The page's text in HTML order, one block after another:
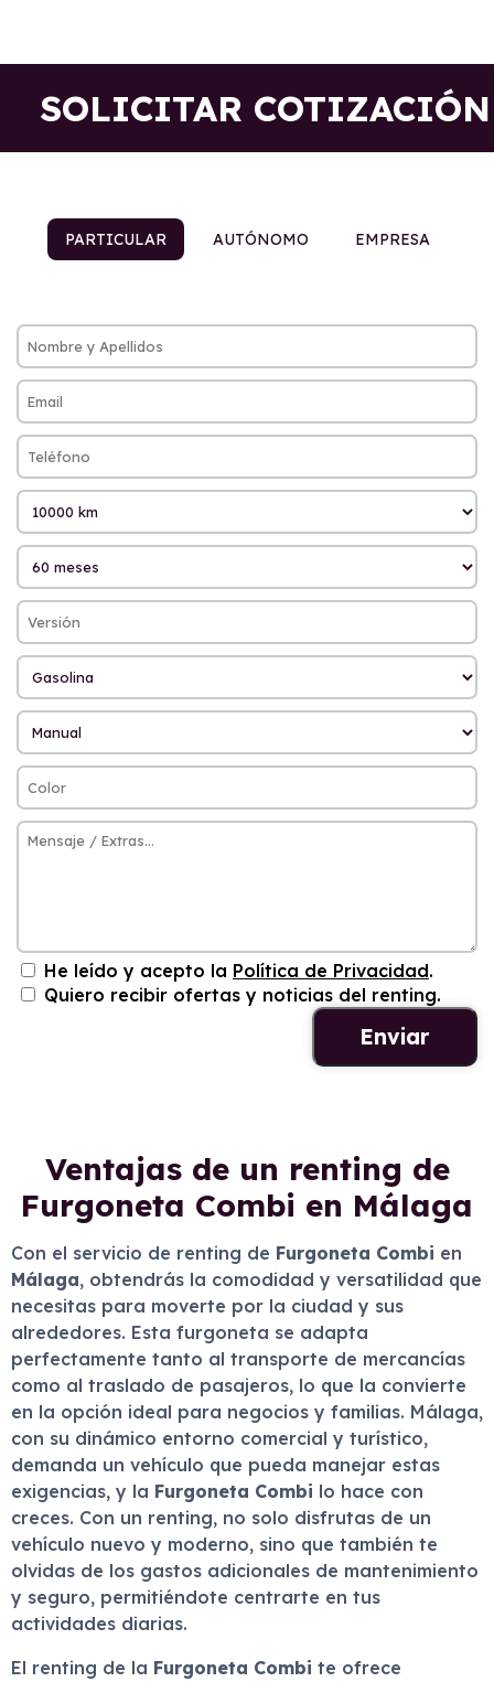
SOLICITAR COTIZACIÓN
PARTICULAR AUTÓNOMO EMPRESA
He leído y acepto la Política de Privacidad.
Quiero recibir ofertas y noticias del renting.
Ventajas de un renting de
Furgoneta Combi en Málaga
Con el servicio de renting de Furgoneta Combi en
Málaga, obtendrás la comodidad y versatilidad que
necesitas para moverte por la ciudad y sus
alrededores. Esta furgoneta se adapta
perfectamente tanto al transporte de mercancías
como al traslado de pasajeros, lo que la convierte
en la opción ideal para negocios y familias. Málaga,
con su dinámico entorno comercial y turístico,
demanda un vehículo que pueda manejar estas
exigencias, y la Furgoneta Combi lo hace con
creces. Con un renting, no solo disfrutas de un
vehículo nuevo y moderno, sino que también te
olvidas de los gastos adicionales de mantenimiento
y seguro, permitiéndote centrarte en tus
actividades diarias.
El renting de la Furgoneta Combi te ofrece